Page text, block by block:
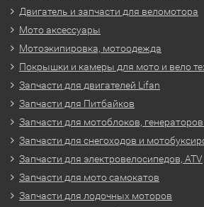
Двигатель и запчасти для веломотора
Мото аксессуары
Мотоэкипировка, мотоодежда
Покрышки и камеры для мото и вело
Запчасти для двигателей Lifan
Запчасти для Питбайков
Запчасти для мотоблоков,
Запчасти для снегоходов и
Запчасти для электровелосипедов, ATV
Запчасти для мото самокатов
Запчасти для лодочных моторов